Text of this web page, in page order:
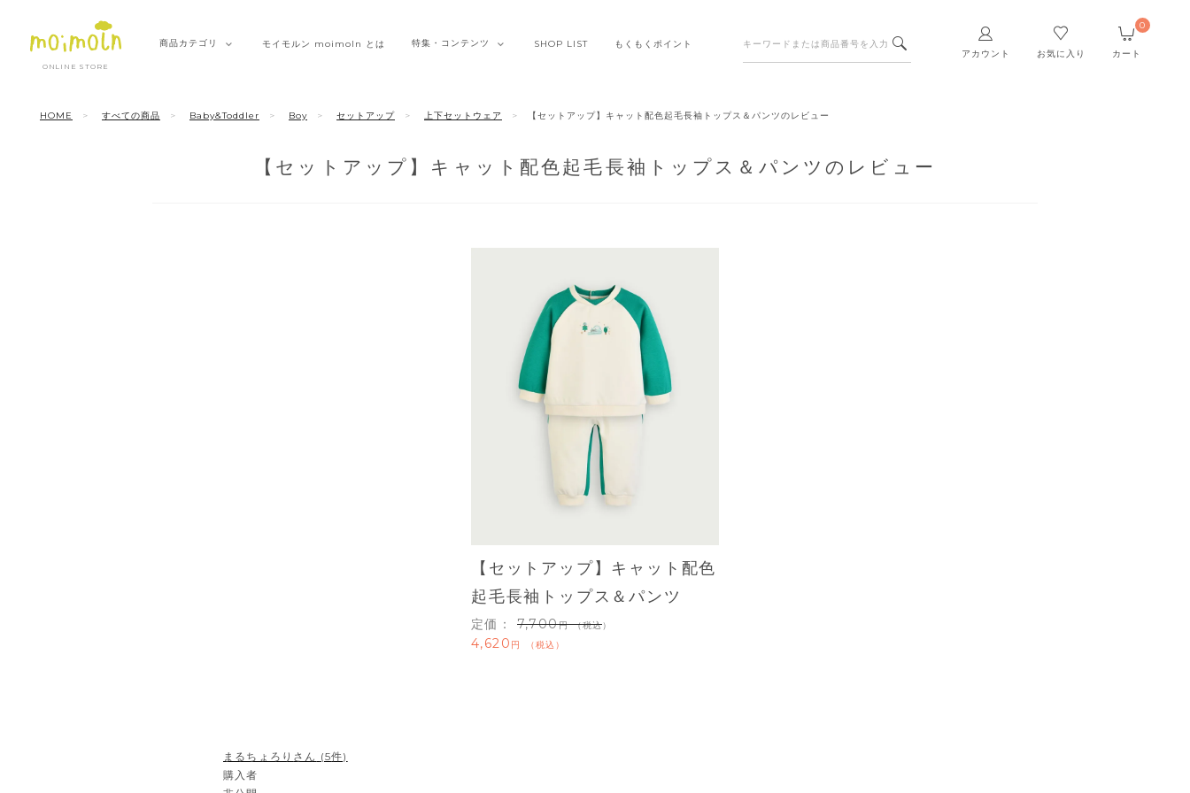
ONLINE STORE
アカウント お気に入り カート
0
商品カテゴリ モイモルン moimoln とは 特集・ コンテンツ SHOP LIST もくもくポイント
HOME すべての商品 Baby&Toddler Boy セットアップ 上下セットウェア 【セットアップ】キャット配色起毛長袖トップス＆パンツのレビュー
【セットアップ】キャット配色起毛長袖トップス＆パンツのレビュー
【セットアップ】キャット配色
起毛長袖トップス＆パンツ
定価： 7,700 （税込）
4,620 税込
まるちょろり
5
購入者